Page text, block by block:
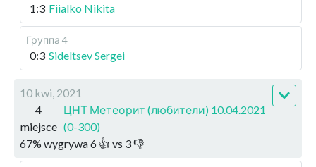
1:3 Fiialko Nikita
Группа 4
0:3 Sideltsev Sergei
10 kwi, 2021
4
miejsce
ЦНТ Метеорит (любители) 10.04.2021
(0-300)
67% wygrywa6 👍 vs 3👎